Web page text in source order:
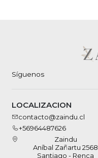
Síguenos
LOCALIZACION
contacto@zaindu.cl
+56964487626
Zaindu
Aníbal Zañartu 2568
Santiago - Renca